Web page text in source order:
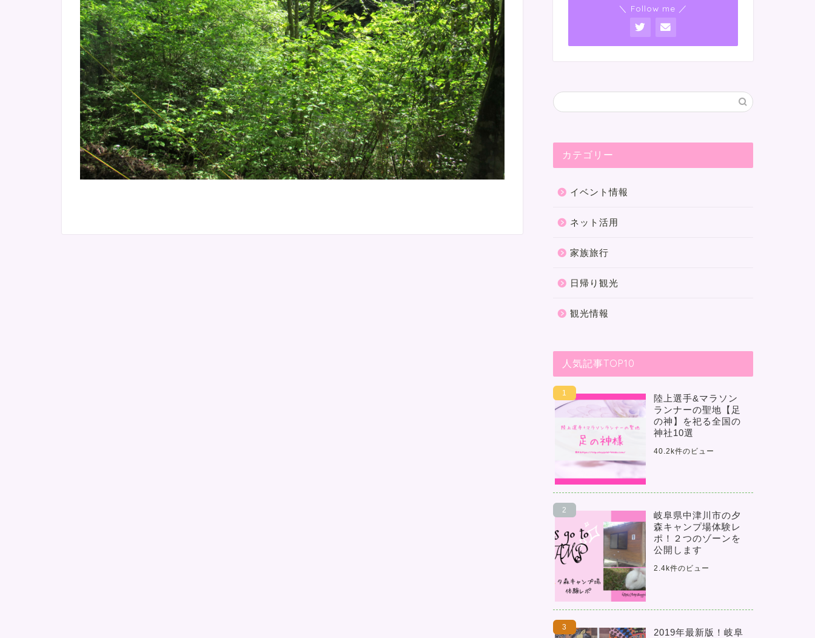
＼ Follow me ／
カテゴリー
イベント情報
ネット活用
家族旅行
日帰り観光
観光情報
人気記事TOP10
陸上選手&マラソン
ランナーの聖地【足
の神】を祀る全国の
神社10選
40.2k件のビュー
岐阜県中津川市の夕
森キャンプ場体験レ
ポ！２つのゾーンを
公開します
2.4k件のビュー
2019年最新版！岐阜